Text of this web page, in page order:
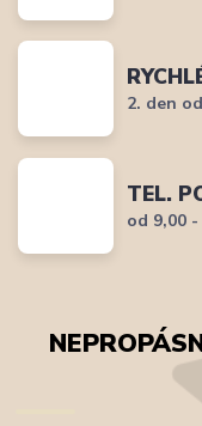
2. den
TEL.
od 9,00